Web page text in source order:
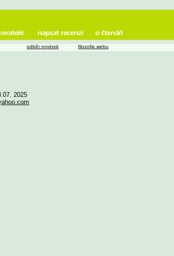
2025
odběr novinek filozofie webu